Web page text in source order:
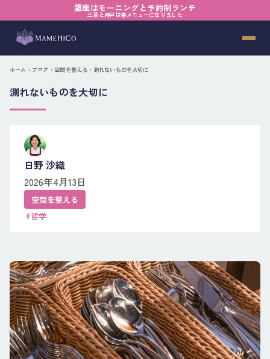
銀座はモーニングと予約制ランチ
三茶と神戸は春メニューになりました
ホーム › ブログ › 空間を整える › 測れないものを大切に
測れないものを大切に
日野 沙織
2026年4月13日
空間を整える
#哲学